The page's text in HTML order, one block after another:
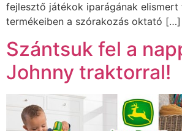
fejlesztő játékok iparágának elismert
termékeiben a szórakozás oktató […]
Szántsuk fel a
Johnny traktorral!